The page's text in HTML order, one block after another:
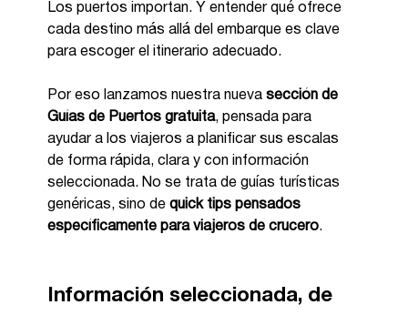
Los puertos importan. Y entender qué ofrece
cada destino más allá del embarque es clave
para escoger el itinerario adecuado.
Por eso lanzamos nuestra nueva sección de
Guías de Puertos gratuita, pensada para
ayudar a los viajeros a planificar sus escalas
de forma rápida, clara y con información
seleccionada. No se trata de guías turísticas
genéricas, sino de quick tips pensados
específicamente para viajeros de crucero.
Información seleccionada, de